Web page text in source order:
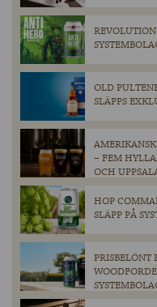
OLD
SLÄPPS
– FEM
OCH
HOP
SLÄPP PÅ
PRISBELÖNT